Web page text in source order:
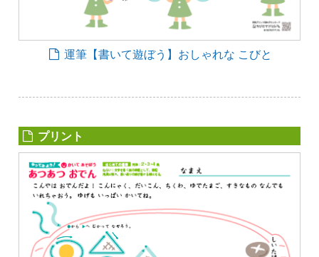
運筆【書いて遊ぼう】おしゃれな こびと
プリント